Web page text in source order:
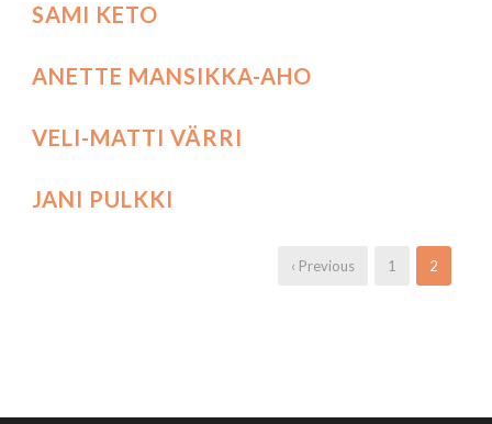
SAMI KETO
ANETTE MANSIKKA-AHO
VELI-MATTI VÄRRI
JANI PULKKI
‹ Previous 1 2